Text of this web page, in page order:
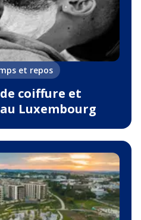
et repos
coiffure et
Luxembourg